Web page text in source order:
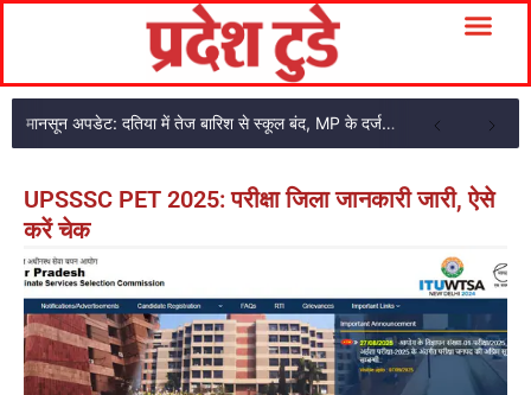
मानसून अपडेट: दतिया में तेज बारिश से स्कूल बंद, MP के दर्जनों जिलों में सूखे की चिंता
UPSSSC PET 2025: परीक्षा जिला जानकारी जारी, ऐसे
करें चेक